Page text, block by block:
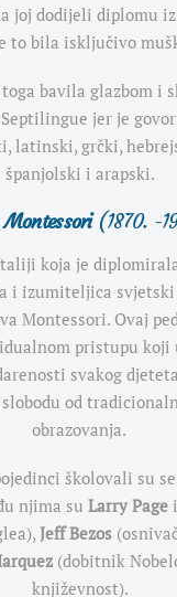
joj dodijeli diplomu
to bila isključivo
bavila glazbom i
jer je
latinski, grčki,
španjolski i arapski.
(1870. -
koja je
i izumiteljica
Montessori. Ovaj
pristupu koji
svakog
od
obrazovanja.
školovali su
njima su Larry Pagei
Jeff Bezos
(dobitnik
književnost).